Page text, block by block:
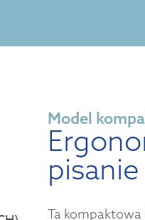
Model
pisanie
Ta kompaktowa